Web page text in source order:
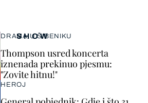
SHOW
DRAMA U ŠIBENIKU
Thompson usred koncerta
iznenada prekinuo pjesmu:
"Zovite hitnu!"
HEROJ